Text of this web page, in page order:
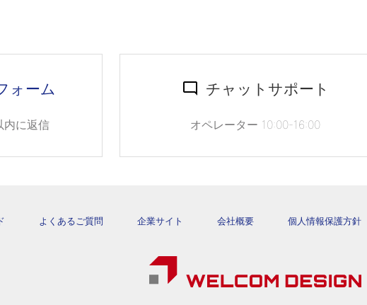
ォーム
内に返信
チャットサポート
オペレーター 10:00-16:00
よくあるご質問 企業サイト 会社概要 個人情報保護方針